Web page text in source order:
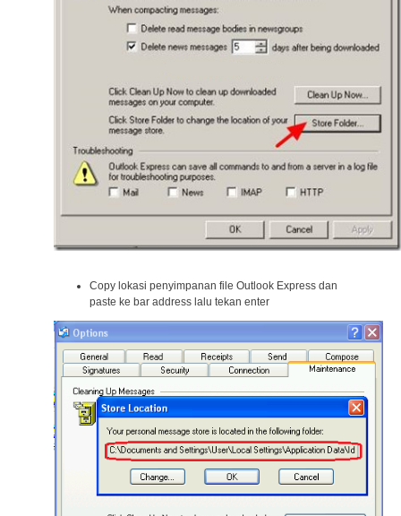
Copy lokasi penyimpanan file Outlook Express dan
paste ke bar address lalu tekan enter